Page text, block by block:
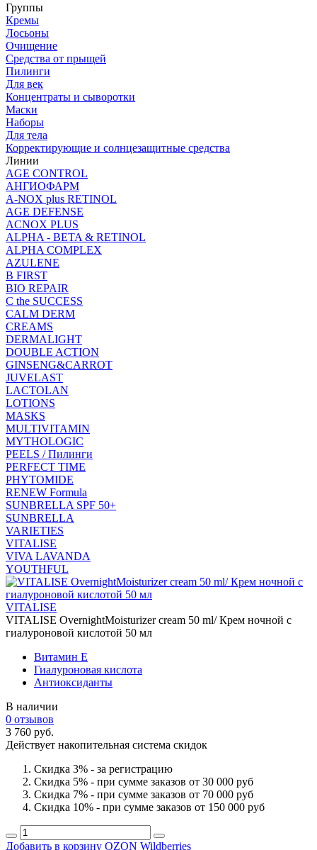
Группы
Кремы
Лосьоны
Очищение
Средства от прыщей
Пилинги
Для век
Концентраты и сыворотки
Маски
Наборы
Для тела
Корректирующие и солнцезащитные средства
Линии
AGE CONTROL
АНГИОФАРМ
A-NOX plus RETINOL
AGE DEFENSE
ACNOX PLUS
ALPHA - BETA & RETINOL
ALPHA COMPLEX
AZULENE
B FIRST
BIO REPAIR
C the SUCCESS
CALM DERM
CREAMS
DERMALIGHT
DOUBLE ACTION
GINSENG&CARROT
JUVELAST
LACTOLAN
LOTIONS
MASKS
MULTIVITAMIN
MYTHOLOGIC
PEELS / Пилинги
PERFECT TIME
PHYTOMIDE
RENEW Formula
SUNBRELLA SPF 50+
SUNBRELLA
VARIETIES
VITALISE
VIVA LAVANDA
YOUTHFUL
VITALISE
VITALISE OvernightMoisturizer cream 50 ml/ Крем ночной с
гиалуроновой кислотой 50 мл
Витамин Е
Гиалуроновая кислота
Антиоксиданты
В наличии
0 отзывов
3 760 руб.
Действует накопительная система скидок
Скидка 3% - за регистрацию
Скидка 5% - при сумме заказов от 30 000 руб
Скидка 7% - при сумме заказов от 70 000 руб
Скидка 10% - при сумме заказов от 150 000 руб
Добавить в корзину OZON Wildberries